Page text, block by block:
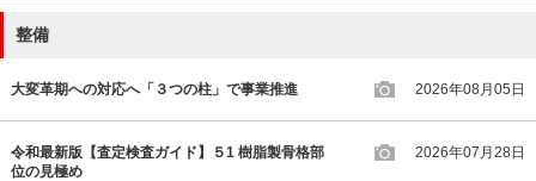
整備
大変革期への対応へ「３つの柱」で事業推進 2026年08月05日
令和最新版【査定検査ガイド】５1 樹脂製骨格部
位の見極め
2026年07月28日